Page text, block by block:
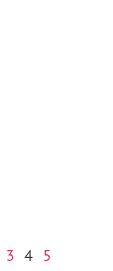
3 4 5